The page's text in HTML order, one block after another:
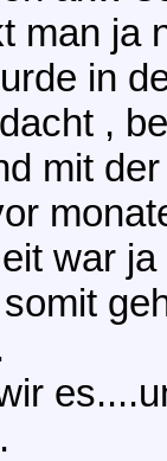
man ja
in
,
mit
war